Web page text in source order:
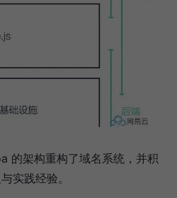
的架构重构了域名系统，并积
实践经验。